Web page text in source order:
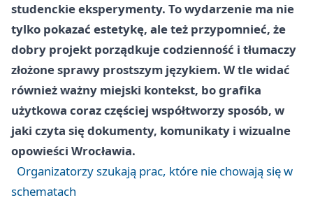
studenckie eksperymenty. To wydarzenie ma nie
tylko pokazać estetykę, ale też przypomnieć, że
dobry projekt porządkuje codzienność i tłumaczy
złożone sprawy prostszym językiem. W tle widać
również ważny miejski kontekst, bo grafika
użytkowa coraz częściej współtworzy sposób, w
jaki czyta się dokumenty, komunikaty i wizualne
opowieści Wrocławia.
Organizatorzy szukają prac, które nie chowają się w
schematach